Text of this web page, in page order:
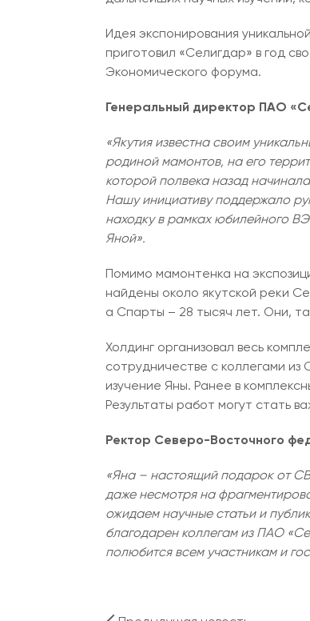
Идея экспонирования
приготовил «Селигдар» в год
Экономического форума.
Генеральный директор ПАО
«Якутия известна своим
родиной мамонтов, на его
которой полвека назад
Нашу инициативу поддержало
находку в рамках юбилейного
Яной».
Помимо мамонтенка на
найдены около якутской реки
а Спарты – 28 тысяч лет. Они,
Холдинг организовал весь
сотрудничестве с коллегами
изучение Яны. Ранее в
Результаты работ могут стать
Ректор Северо-Восточного
«Яна – настоящий подарок от
даже несмотря на
ожидаем научные статьи и
благодарен коллегам из ПАО
полюбится всем участникам и